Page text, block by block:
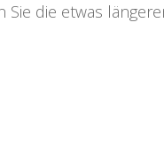
Sie die etwas